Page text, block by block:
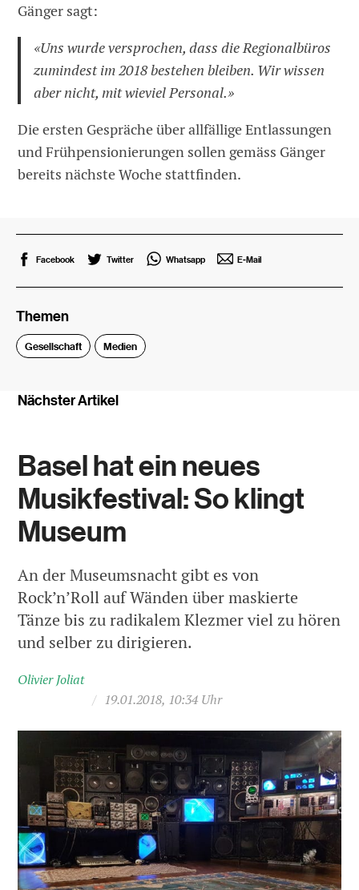
Gänger sagt:
«Uns wurde versprochen, dass die Regionalbüros
zumindest im 2018 bestehen bleiben. Wir wissen
aber nicht, mit wieviel Personal.»
Die ersten Gespräche über allfällige Entlassungen
und Frühpensionierungen sollen gemäss Gänger
bereits nächste Woche stattfinden.
Facebook Twitter Whatsapp E-Mail
Themen
Gesellschaft Medien
Nächster Artikel
Basel hat ein neues
Musikfestival: So klingt
Museum
An der Museumsnacht gibt es von
Rock’n’Roll auf Wänden über maskierte
Tänze bis zu radikalem Klezmer viel zu hören
und selber zu dirigieren.
Olivier Joliat
/ 19.01.2018, 10:34 Uhr